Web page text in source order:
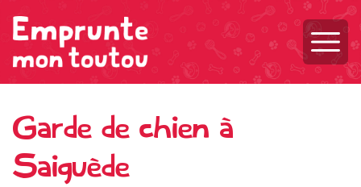
Garde de chien à
Saiguède